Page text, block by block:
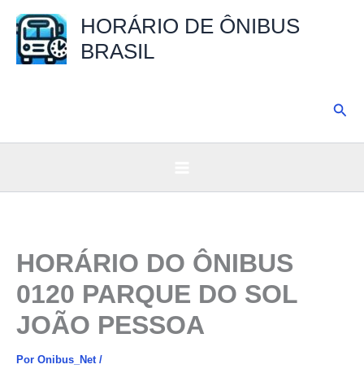
para
HORÁRIO DE ÔNIBUS
BRASIL
HORÁRIO DO ÔNIBUS
0120 PARQUE DO SOL
JOÃO PESSOA
Por Onibus_Net /